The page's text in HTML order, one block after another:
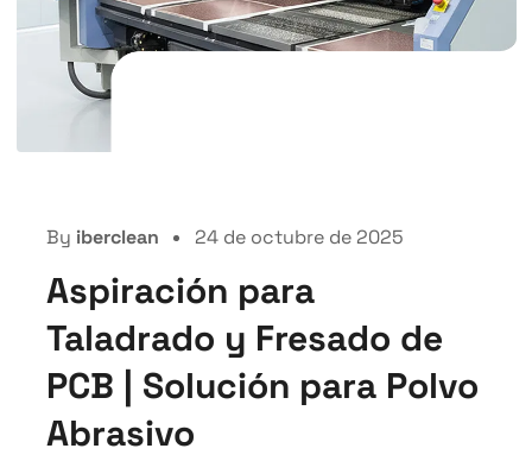
By iberclean 24 de octubre de 2025
Aspiración para
Taladrado y Fresado de
PCB | Solución para Polvo
Abrasivo